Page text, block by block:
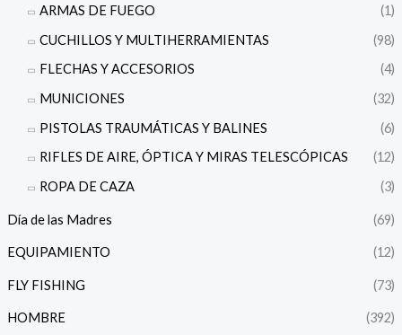
ARMAS DE FUEGO
(1)
CUCHILLOS Y MULTIHERRAMIENTAS
(98)
FLECHAS Y ACCESORIOS
(4)
MUNICIONES
(32)
PISTOLAS TRAUMÁTICAS Y BALINES
(6)
RIFLES DE AIRE, ÓPTICA Y MIRAS TELESCÓPICAS
(12)
ROPA DE CAZA
(3)
Día de las Madres (69)
EQUIPAMIENTO (12)
FLY FISHING (73)
HOMBRE (392)